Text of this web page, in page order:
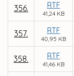
356. RTF
41,24 KB
357. RTF
40,95 KB
358. RTF
41,46 KB